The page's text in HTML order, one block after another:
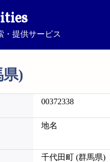
・提供サービス
県)
00372338
地名
千代田町 (群馬県)